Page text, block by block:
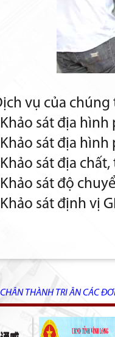
vụ của
Khảo sát địa
Khảo sát địa
Khảo sát địa
Khảo sát độ
Khảo sát định vị
THÀNH TRI ÂN CÁC